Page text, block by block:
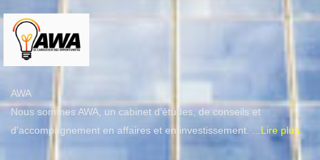
AWA
Nous sommes AWA, un cabinet d’études, de conseils et
d'accompagnement en affaires et en investissement.
...Lire plus